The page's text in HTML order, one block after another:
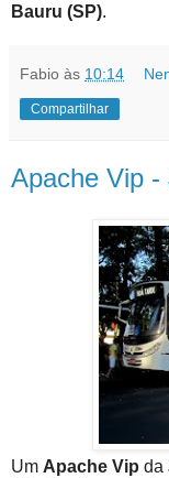
Bauru (SP).
Fabio às 10:14
Compartilhar
Apache Vip -
Um Apache Vip da